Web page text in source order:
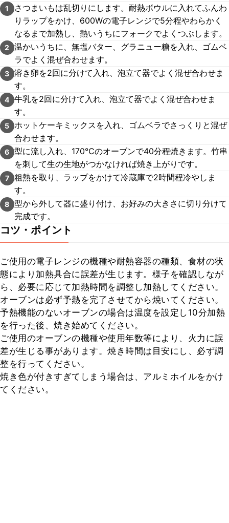
1
さつまいもは乱切りにします。耐熱ボウルに入れてふんわ
りラップをかけ、600Wの電子レンジで5分程やわらかく
なるまで加熱し、熱いうちにフォークでよくつぶします。
2
温かいうちに、無塩バター、グラニュー糖を入れ、ゴムベ
ラでよく混ぜ合わせます。
3 溶き卵を2回に分けて入れ、泡立て器でよく混ぜ合わせま
す。
4 牛乳を2回に分けて入れ、泡立て器でよく混ぜ合わせま
す。
5 ホットケーキミックスを入れ、ゴムベラでさっくりと混ぜ
合わせます。
6 型に流し入れ、170℃のオーブンで40分程焼きます。竹串
を刺して生の生地がつかなければ焼き上がりです。
7 粗熱を取り、ラップをかけて冷蔵庫で2時間程冷やしま
す。
8 型から外して器に盛り付け、お好みの大きさに切り分けて
完成です。
コツ・ポイント
ご使用の電子レンジの機種や耐熱容器の種類、食材の状
態により加熱具合に誤差が生じます。様子を確認しなが
ら、必要に応じて加熱時間を調整し加熱してください。
オーブンは必ず予熱を完了させてから焼いてください。
予熱機能のないオーブンの場合は温度を設定し10分加熱
を行った後、焼き始めてください。
ご使用のオーブンの機種や使用年数等により、火力に誤
差が生じる事があります。焼き時間は目安にし、必ず調
整を行ってください。
焼き色が付きすぎてしまう場合は、アルミホイルをかけ
てください。